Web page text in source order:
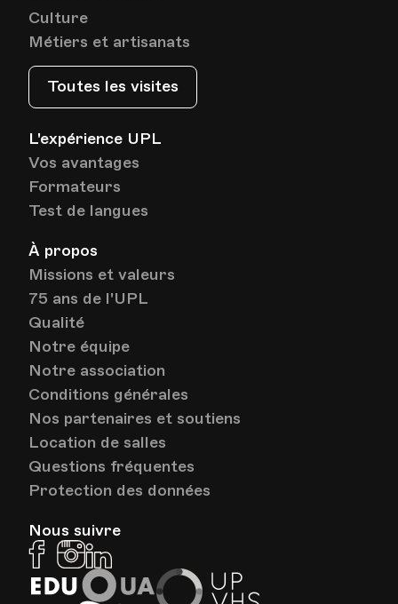
Culture
Métiers et artisanats
Toutes les visites
L'expérience UPL
Vos avantages
Formateurs
Test de langues
À propos
Missions et valeurs
75 ans de l'UPL
Qualité
Notre équipe
Notre association
Conditions générales
Nos partenaires et soutiens
Location de salles
Questions fréquentes
Protection des données
Nous suivre
FacebookInstagram
EduQua